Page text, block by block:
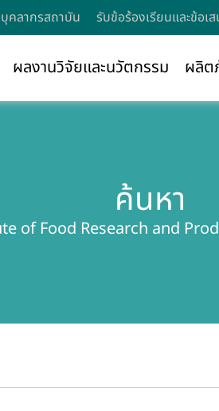
บุคลากรสถาบัน รับข้อร้องเรียนและข้อเ
ผลงานวิจัยและนวัตกรรม ผลิต
ค้นหา
of Food Research and